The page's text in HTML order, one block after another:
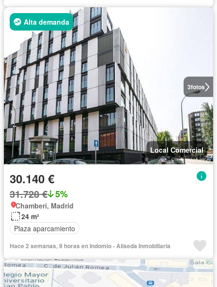
3fotos
Alta demanda
Local Comercial
30.140 €
31.728 € 5%
Chamberí, Madrid
24 m²
Plaza aparcamiento
Hace 2 semanas, 9 horas en Indomio - Aliseda Inmobiliaria